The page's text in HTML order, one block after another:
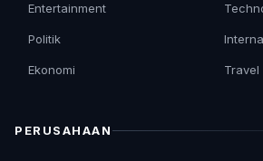
Entertainment
Politik
Ekonomi Travel
PERUSAHAAN